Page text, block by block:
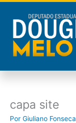
conteúdo
capa site
Por Giuliano Fonseca